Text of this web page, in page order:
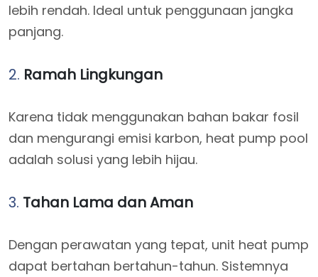
lebih rendah. Ideal untuk penggunaan jangka
panjang.
2. Ramah Lingkungan
Karena tidak menggunakan bahan bakar fosil
dan mengurangi emisi karbon, heat pump pool
adalah solusi yang lebih hijau.
3. Tahan Lama dan Aman
Dengan perawatan yang tepat, unit heat pump
dapat bertahan bertahun-tahun. Sistemnya